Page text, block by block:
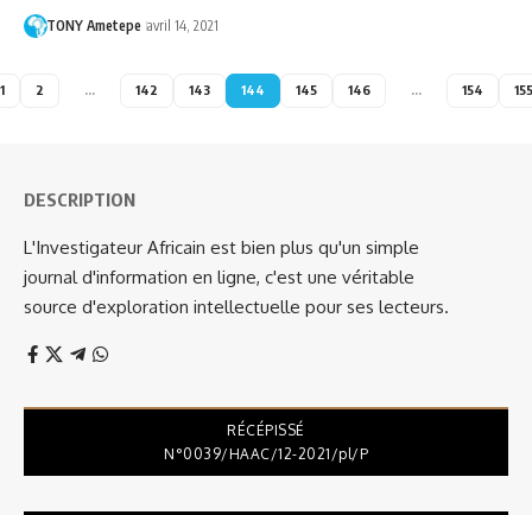
TONY Ametepe avril 14, 2021
1 2 … 142 143 144 145 146 … 154 155
DESCRIPTION
L'Investigateur Africain est bien plus qu'un simple
journal d'information en ligne, c'est une véritable
source d'exploration intellectuelle pour ses lecteurs.
RÉCÉPISSÉ
N°0039/HAAC/12-2021/pl/P